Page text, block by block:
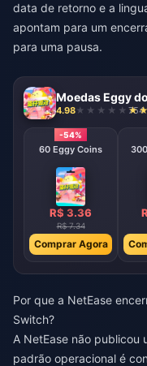
data de retorno e a
apontam para um
para uma pausa.
Moedas Eggy
4.98 754
-54%
60 Eggy Coins
R$ 3.36
R$ 7.34
Comprar Agora
Por que a NetEase
Switch?
A NetEase não publicou
padrão operacional é